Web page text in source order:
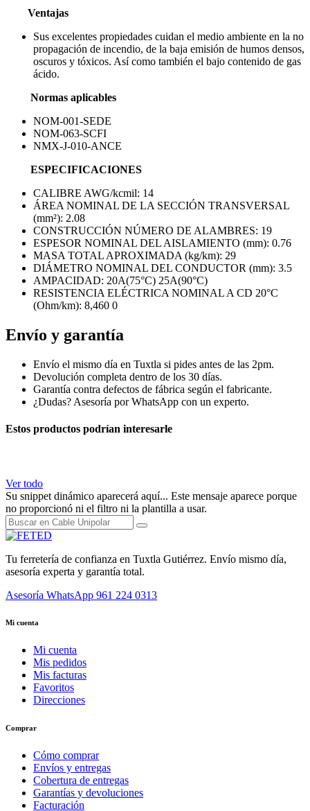
Ventajas
Sus excelentes propiedades cuidan el medio ambiente en la no
propagación de incendio, de la baja emisión de humos densos,
oscuros y tóxicos. Así como también el bajo contenido de gas
ácido.
Normas aplicables
NOM-001-SEDE
NOM-063-SCFI
NMX-J-010-ANCE
ESPECIFICACIONES
CALIBRE AWG/kcmil: 14
ÁREA NOMINAL DE LA SECCIÓN TRANSVERSAL
(mm²): 2.08
CONSTRUCCIÓN NÚMERO DE ALAMBRES: 19
ESPESOR NOMINAL DEL AISLAMIENTO (mm): 0.76
MASA TOTAL APROXIMADA (kg/km): 29
DIÁMETRO NOMINAL DEL CONDUCTOR (mm): 3.5
AMPACIDAD: 20A(75°C) 25A(90°C)
RESISTENCIA ELÉCTRICA NOMINAL A CD 20°C
(Ohm/km): 8,460 0
Envío y garantía
Envío el mismo día en Tuxtla si pides antes de las 2pm.
Devolución completa dentro de los 30 días.
Garantía contra defectos de fábrica según el fabricante.
¿Dudas? Asesoría por WhatsApp con un experto.
Estos productos podrían interesarle
Ver todo
Su snippet dinámico aparecerá aquí... Este mensaje aparece porque
no proporcionó ni el filtro ni la plantilla a usar.
Tu ferretería de confianza en Tuxtla Gutiérrez. Envío mismo día,
asesoría experta y garantía total.
Asesoría WhatsApp 961 224 0313
Mi cuenta
Mi cuenta
Mis pedidos
Mis facturas
Favoritos
Direcciones
Comprar
Cómo comprar
Envíos y entregas
Cobertura de entregas
Garantías y devoluciones
Facturación